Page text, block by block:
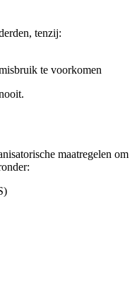
tenzij:
te voorkomen
maatregelen om